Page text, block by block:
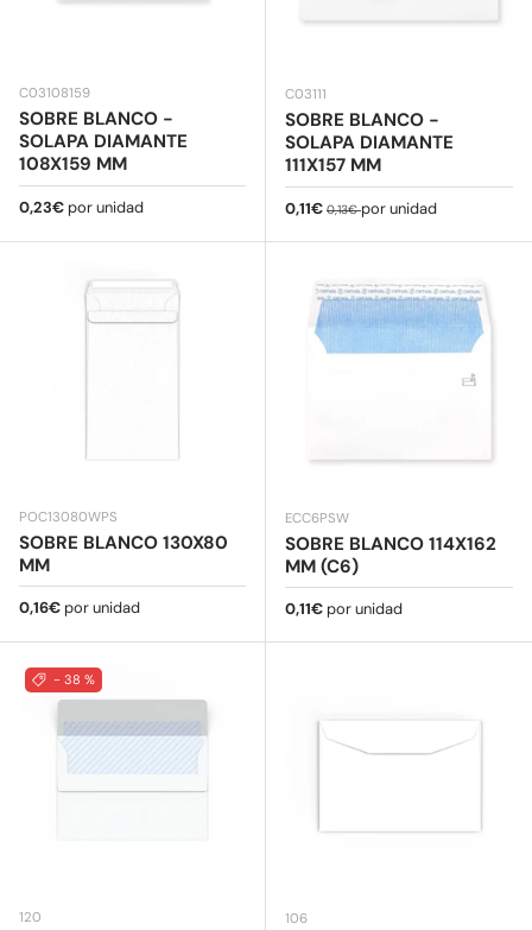
C03108159
SOBRE BLANCO -
SOLAPA DIAMANTE
108X159 MM
Precio normal
0,23€ por unidad
C03111
SOBRE BLANCO -
SOLAPA DIAMANTE
111X157 MM
Precio de venta
0,11€ Precio normal
0,13€por unidad
POC13080WPS
SOBRE BLANCO 130X80
MM
Precio normal
0,16€ por unidad
ECC6PSW
SOBRE BLANCO 114X162
MM (C6)
Precio normal
0,11€ por unidad
- 38 %
120 106